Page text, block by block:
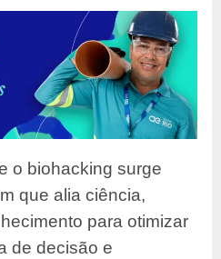
o biohacking surge
que alia ciência,
para otimizar
de decisão e